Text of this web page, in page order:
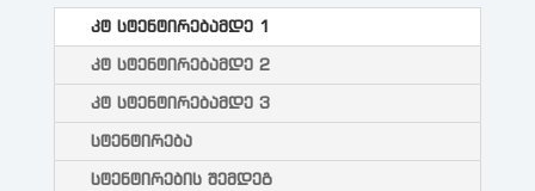
კტ სტენტირებამდე 1
კტ სტენტირებამდე 2
კტ სტენტირებამდე 3
სტენტირება
სტენტირების შემდეგ